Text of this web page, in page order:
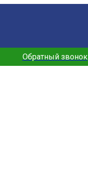
Обратный звонок